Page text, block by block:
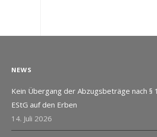
NEWS
Kein Übergang der Abzugsbeträge nach §
EStG auf den Erben
14. Juli 2026